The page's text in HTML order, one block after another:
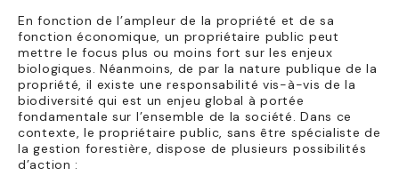
En fonction de l’ampleur de la propriété et de sa
fonction économique, un propriétaire public peut
mettre le focus plus ou moins fort sur les enjeux
biologiques. Néanmoins, de par la nature publique de la
propriété, il existe une responsabilité vis-à-vis de la
biodiversité qui est un enjeu global à portée
fondamentale sur l’ensemble de la société. Dans ce
contexte, le propriétaire public, sans être spécialiste de
la gestion forestière, dispose de plusieurs possibilités
d’action :